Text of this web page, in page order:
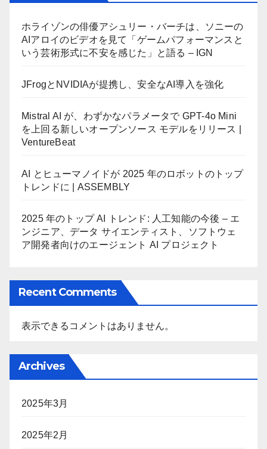
ホライゾンの俳優アシュリー・バーチは、ソニーの
AIアロイのビデオを見て「ゲームパフォーマンスと
いう芸術形式に不安を感じた」と語る – IGN
JFrogとNVIDIAが提携し、安全なAI導入を強化
Mistral AI が、わずかなパラメータで GPT-4o Mini
を上回る新しいオープンソース モデルをリリース |
VentureBeat
AI とヒューマノイドが 2025 年のロボットのトップ
トレンドに | ASSEMBLY
2025 年のトップ AI トレンド: 人工知能の今後 – エ
ンジニア、データ サイエンティスト、ソフトウェ
ア開発者向けのエージェント AI プロジェクト
Recent Comments
表示できるコメントはありません。
Archives
2025年3月
2025年2月